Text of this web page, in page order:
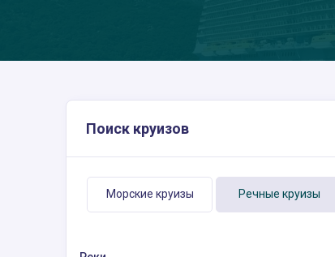
Поиск круизов
Морские круизы Речные круизы